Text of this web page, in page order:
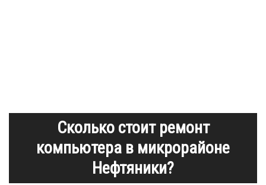
Сколько стоит ремонт
компьютера в микрорайоне
Нефтяники?